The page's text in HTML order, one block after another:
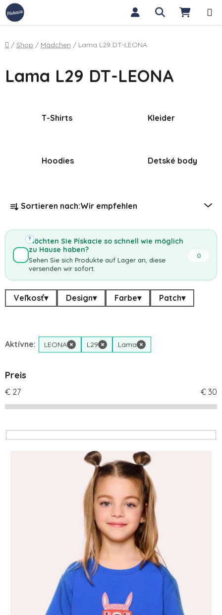
Zum Inhalt springen Suchen
Startseite
/ Shop / Mädchen / Lama L29 DT-LEONA
Lama L29 DT-LEONA
T-Shirts Kleider
Hoodies Detské body
Sortieren nach:Wir empfehlen
Möchten Sie Pískacie so schnell wie möglich
zu Hause haben?
Sehen Sie sich Produkte auf Lager an, diese
versenden wir sofort.
0
?
Veľkosť▾ Design▾ Farbe▾ Patch▾
Aktívne: LEONA × L29 × Lama ×
Preis
€ 27 € 30
Liste der Produkte